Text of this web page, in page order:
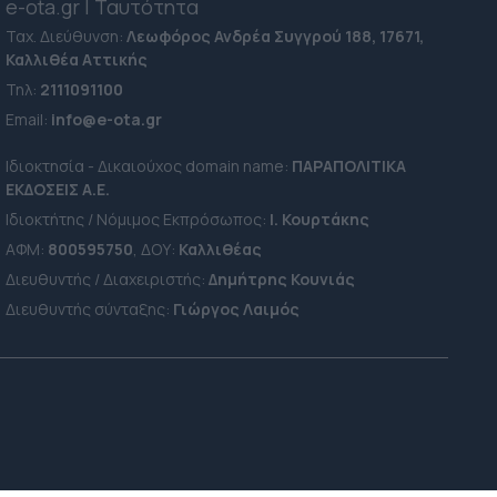
e-ota.gr | Ταυτότητα
Ταχ. Διεύθυνση:Λεωφόρος Ανδρέα Συγγρού 188, 17671,
Καλλιθέα Αττικής
Τηλ: 2111091100
Εmail: info@e-ota.gr
Ιδιοκτησία - Δικαιούχος domain name: ΠΑΡΑΠΟΛΙΤΙΚΑ
ΕΚΔΟΣΕΙΣ A.E.
Ιδιοκτήτης / Νόμιμος Εκπρόσωπος: Ι. Κουρτάκης
ΑΦΜ: 800595750 , ΔΟΥ: Καλλιθέας
Διευθυντής / Διαχειριστής:Δημήτρης Κουνιάς
Διευθυντής σύνταξης: Γιώργος Λαιμός